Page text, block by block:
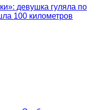
девушка гуляла по
100 километров